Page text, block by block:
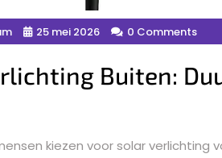
25 mei 2026 0 Comments
Buiten:
kiezen voor solar verlichting